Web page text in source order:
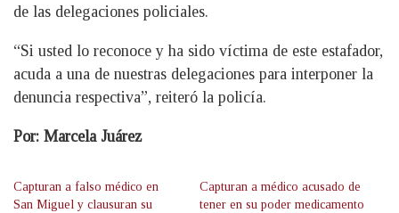
de las delegaciones policiales.
“Si usted lo reconoce y ha sido víctima de este estafador,
acuda a una de nuestras delegaciones para interponer la
denuncia respectiva”, reiteró la policía.
Por: Marcela Juárez
Capturan a falso médico en
San Miguel y clausuran su
Capturan a médico acusado de
tener en su poder medicamento